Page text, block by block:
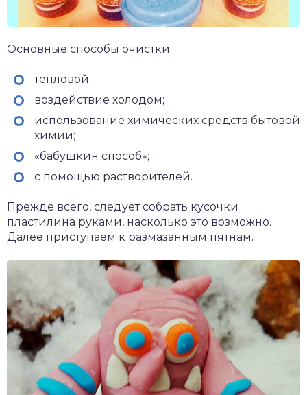
Основные способы очистки:
тепловой;
воздействие холодом;
использование химических средств бытовой
химии;
«бабушкин способ»;
с помощью растворителей.
Прежде всего, следует собрать кусочки
пластилина руками, насколько это возможно.
Далее приступаем к размазанным пятнам.